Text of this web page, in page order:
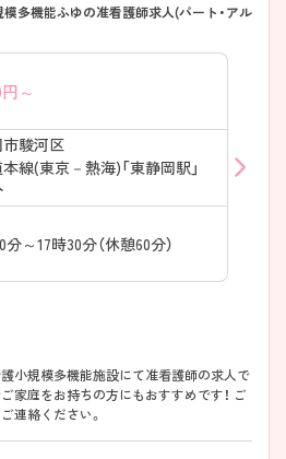
多機能ふゆの准看護師求人(パート・アル
円～
駿河区
線(東京－熱海)「東静岡駅」
～17時30分（休憩60分）
小規模多機能施設にて准看護師の求人で
家庭をお持ちの方にもおすすめです！ ご
連絡ください。